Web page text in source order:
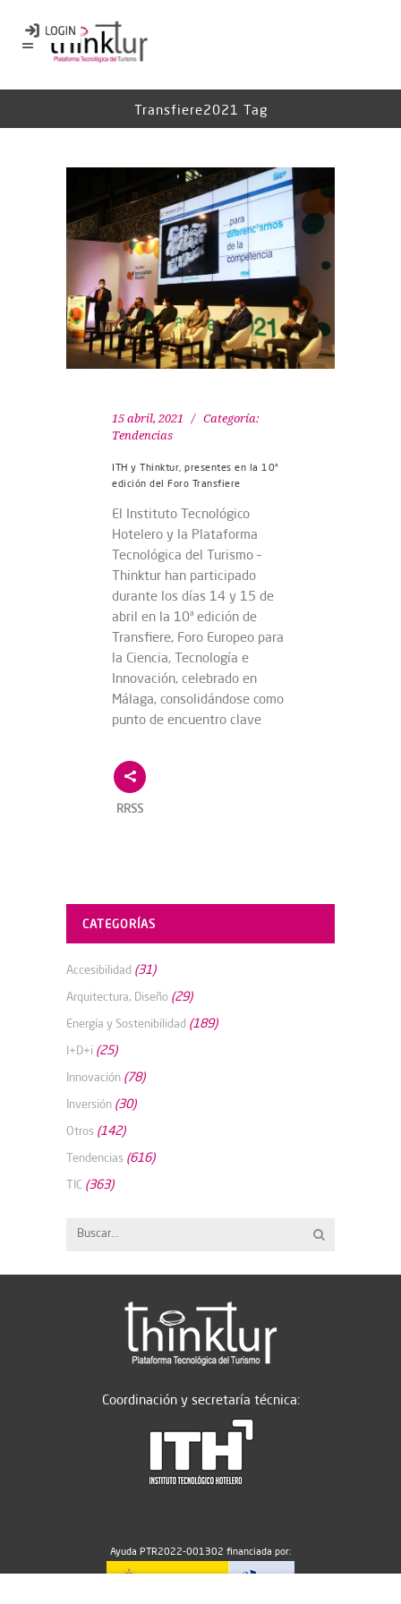
Transfiere2021 Tag
15 abril, 2021
Categoría:
Tendencias
ITH y Thinktur, presentes en la 10ª
edición del Foro Transfiere
El Instituto Tecnológico
Hotelero y la Plataforma
Tecnológica del Turismo –
Thinktur han participado
durante los días 14 y 15 de
abril en la 10ª edición de
Transfiere, Foro Europeo para
la Ciencia, Tecnología e
Innovación, celebrado en
Málaga, consolidándose como
punto de encuentro clave
RRSS
CATEGORÍAS
Accesibilidad (31)
Arquitectura, Diseño (29)
Energía y Sostenibilidad (189)
I+D+i (25)
Innovación (78)
Inversión (30)
Otros (142)
Tendencias (616)
TIC (363)
Coordinación y secretaría técnica:
Ayuda PTR2022-001302 financiada por: